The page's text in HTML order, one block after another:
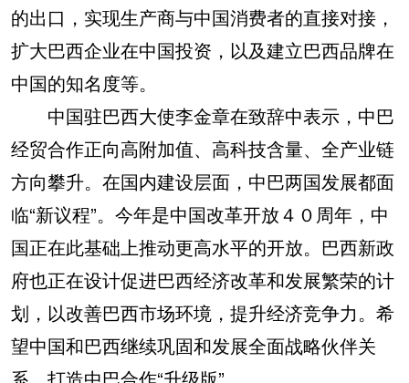
的出口，实现生产商与中国消费者的直接对接，
扩大巴西企业在中国投资，以及建立巴西品牌在
中国的知名度等。
中国驻巴西大使李金章在致辞中表示，中巴
经贸合作正向高附加值、高科技含量、全产业链
方向攀升。在国内建设层面，中巴两国发展都面
临“新议程”。今年是中国改革开放４０周年，中
国正在此基础上推动更高水平的开放。巴西新政
府也正在设计促进巴西经济改革和发展繁荣的计
划，以改善巴西市场环境，提升经济竞争力。希
望中国和巴西继续巩固和发展全面战略伙伴关